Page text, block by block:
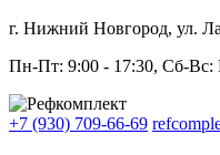
г. Нижний Новгород, ул.
Пн-Пт: 9:00 - 17:30, Сб-Вс:
+7 (930) 709-66-69